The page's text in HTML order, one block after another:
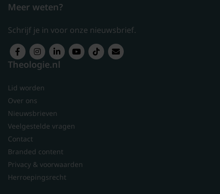
Meer weten?
Schrijf je in voor onze nieuwsbrief.
Theologie.nl
Lid worden
Over ons
Nieuwsbrieven
Veelgestelde vragen
Contact
Branded content
Privacy & voorwaarden
Herroepingsrecht